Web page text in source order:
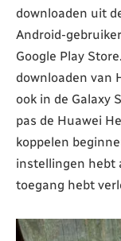
downloaden uit
Android-
Google Play
downloaden van
ook in de Galaxy
pas de Huawei
koppelen
instellingen hebt
toegang hebt